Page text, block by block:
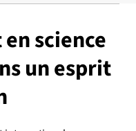
science
un esprit